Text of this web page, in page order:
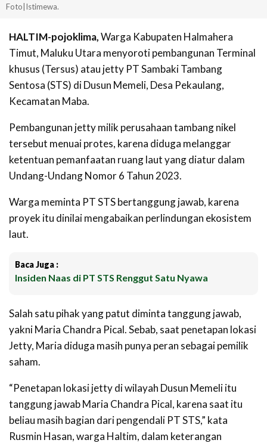
Foto|Istimewa.
HALTIM-pojoklima,Warga Kabupaten Halmahera
Timut, Maluku Utara menyoroti pembangunan Terminal
khusus (Tersus) atau jetty PT Sambaki Tambang
Sentosa (STS) di Dusun Memeli, Desa Pekaulang,
Kecamatan Maba.
Pembangunan jetty milik perusahaan tambang nikel
tersebut menuai protes, karena diduga melanggar
ketentuan pemanfaatan ruang laut yang diatur dalam
Undang-Undang Nomor 6 Tahun 2023.
Warga meminta PT STS bertanggung jawab, karena
proyek itu dinilai mengabaikan perlindungan ekosistem
laut.
Baca Juga :
Insiden Naas di PT STS Renggut Satu Nyawa
Salah satu pihak yang patut diminta tanggung jawab,
yakni Maria Chandra Pical. Sebab, saat penetapan lokasi
Jetty, Maria diduga masih punya peran sebagai pemilik
saham.
“Penetapan lokasi jetty di wilayah Dusun Memeli itu
tanggung jawab Maria Chandra Pical, karena saat itu
beliau masih bagian dari pengendali PT STS,” kata
Rusmin Hasan, warga Haltim, dalam keterangan